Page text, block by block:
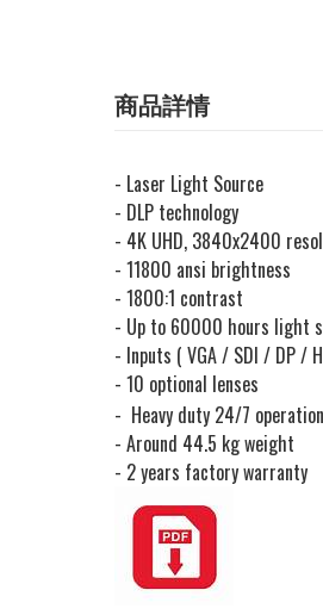
商品詳情
- Laser Light Source
- DLP technology
- 4K UHD, 3840x2400
- 11800 ansi brightness
- 1800:1 contrast
- Up to 60000 hours light
- Inputs ( VGA / SDI / DP /
- 10 optional lenses
- Heavy duty 24/7 operation
- Around 44.5 kg weight
- 2 years factory warranty